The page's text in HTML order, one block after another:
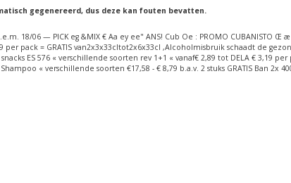
gegenereerd, dus deze kan fouten bevatten.
18/06 — PICK eg &MIX € Aa ey ee" ANS! Cub Oe : PROMO CUBANISTO
per pack = GRATIS van2x3x33cltot2x6x33cl ‚Alcoholmisbruik schaadt de
ES 576 « verschillende soorten rev 1+1 « vanaf€ 2,89 tot DELA € 3,19 per
Shampoo « verschillende soorten €17,58 - € 8,79 b.a.v. 2 stuks GRATIS Ban 2x